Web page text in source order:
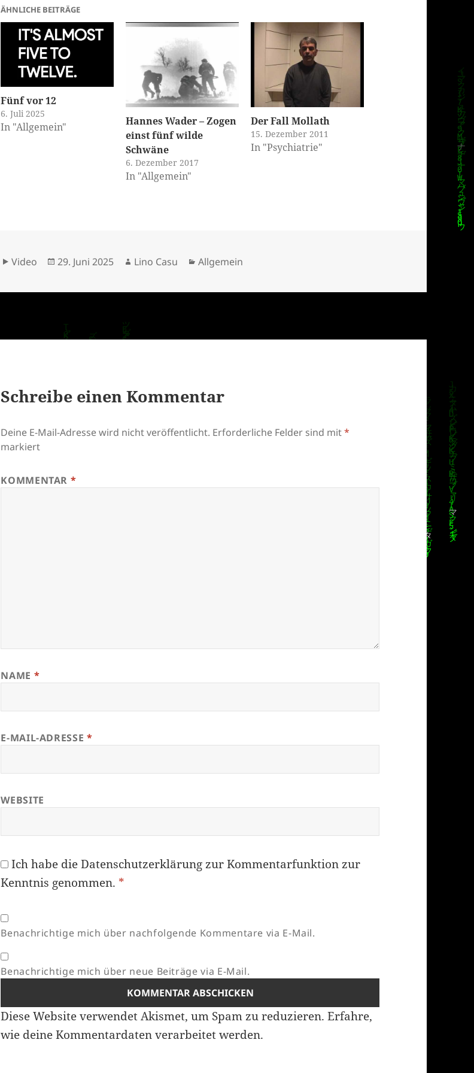
ÄHNLICHE BEITRÄGE
Fünf vor 12
6. Juli 2025
In "Allgemein"
Hannes Wader – Zogen
einst fünf wilde
Schwäne
6. Dezember 2017
In "Allgemein"
Der Fall Mollath
15. Dezember 2011
In "Psychiatrie"
Format
Video
Veröffentlicht
29. Juni 2025 Autor
Lino Casu Kategorien
Allgemein
Schreibe einen Kommentar
Deine E-Mail-Adresse wird nicht veröffentlicht. Erforderliche Felder sind mit*
markiert
KOMMENTAR *
NAME *
E-MAIL-ADRESSE *
WEBSITE
Ich habe dieDatenschutzerklärungzur Kommentarfunktion zur
Kenntnis genommen. *
Benachrichtige mich über nachfolgende Kommentare via E-Mail.
Benachrichtige mich über neue Beiträge via E-Mail.
Diese Website verwendet Akismet, um Spam zu reduzieren.Erfahre,
wie deine Kommentardaten verarbeitet werden.